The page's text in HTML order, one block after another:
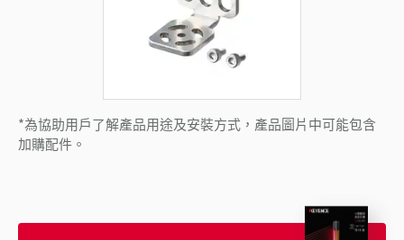
*為協助用戶了解產品用途及安裝方式，產品圖片中可能包含
加購配件。